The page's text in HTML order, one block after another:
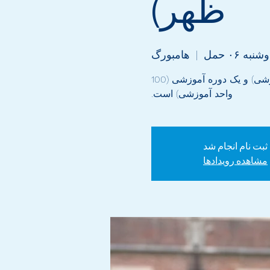
ظهر)
۰۶ حمل
  |
هامبورگ
هر دوره ادغام شامل یک دوره زبان (600 واحد آموزشی) و یک دوره آموزشی (100
واحد آموزشی) است.
ثبت نام انجام شد
مشاهده رویدادها